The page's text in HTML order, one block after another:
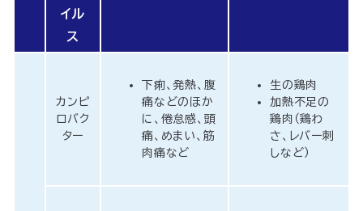
イル
ス
カンピ
ロバク
ター
下痢、発熱、腹
痛などのほか
に、倦怠感、頭
痛、めまい、筋
肉痛など
生の鶏肉
加熱不足の
鶏肉（鶏わ
さ、レバー刺
しなど）